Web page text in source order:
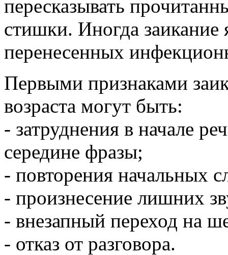
пересказывать
стишки. Иногда заикание
перенесенных
Первыми признаками
возраста могут быть:
- затруднения в начале
середине фразы;
- повторения начальных
- произнесение лишних
- внезапный переход на
- отказ от разговора.